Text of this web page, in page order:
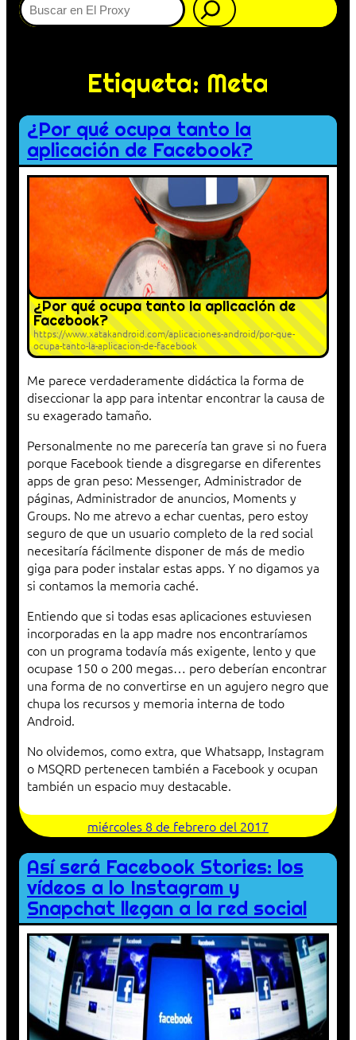
Etiqueta: Meta
¿Por qué ocupa tanto la
aplicación de Facebook?
¿Por qué ocupa tanto la aplicación de
Facebook?
https://www.xatakandroid.com/aplicaciones-android/por-que-
ocupa-tanto-la-aplicacion-de-facebook
Me parece verdaderamente didáctica la forma de
diseccionar la app para intentar encontrar la causa de
su exagerado tamaño.
Personalmente no me parecería tan grave si no fuera
porque Facebook tiende a disgregarse en diferentes
apps de gran peso: Messenger, Administrador de
páginas, Administrador de anuncios, Moments y
Groups. No me atrevo a echar cuentas, pero estoy
seguro de que un usuario completo de la red social
necesitaría fácilmente disponer de más de medio
giga para poder instalar estas apps. Y no digamos ya
si contamos la memoria caché.
Entiendo que si todas esas aplicaciones estuviesen
incorporadas en la app madre nos encontraríamos
con un programa todavía más exigente, lento y que
ocupase 150 o 200 megas… pero deberían encontrar
una forma de no convertirse en un agujero negro que
chupa los recursos y memoria interna de todo
Android.
No olvidemos, como extra, que Whatsapp, Instagram
o MSQRD pertenecen también a Facebook y ocupan
también un espacio muy destacable.
miércoles 8 de febrero del 2017
Así será Facebook Stories: los
vídeos a lo Instagram y
Snapchat llegan a la red social